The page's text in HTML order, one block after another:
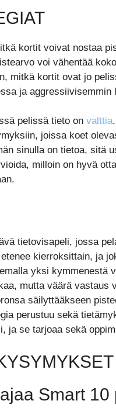
kortit voivat nostaa
voi vähentää
mitkä kortit ovat jo
ja
pelissä tieto on valttia
joissa koet
sinulla on tietoa, sitä
milloin on hyvä
tietovisapeli, jossa
kierroksittain, ja
yksi kymmenestä
mutta väärä
säilyttääkseen
perustuu sekä
ja se tarjoaa sekä
Smart